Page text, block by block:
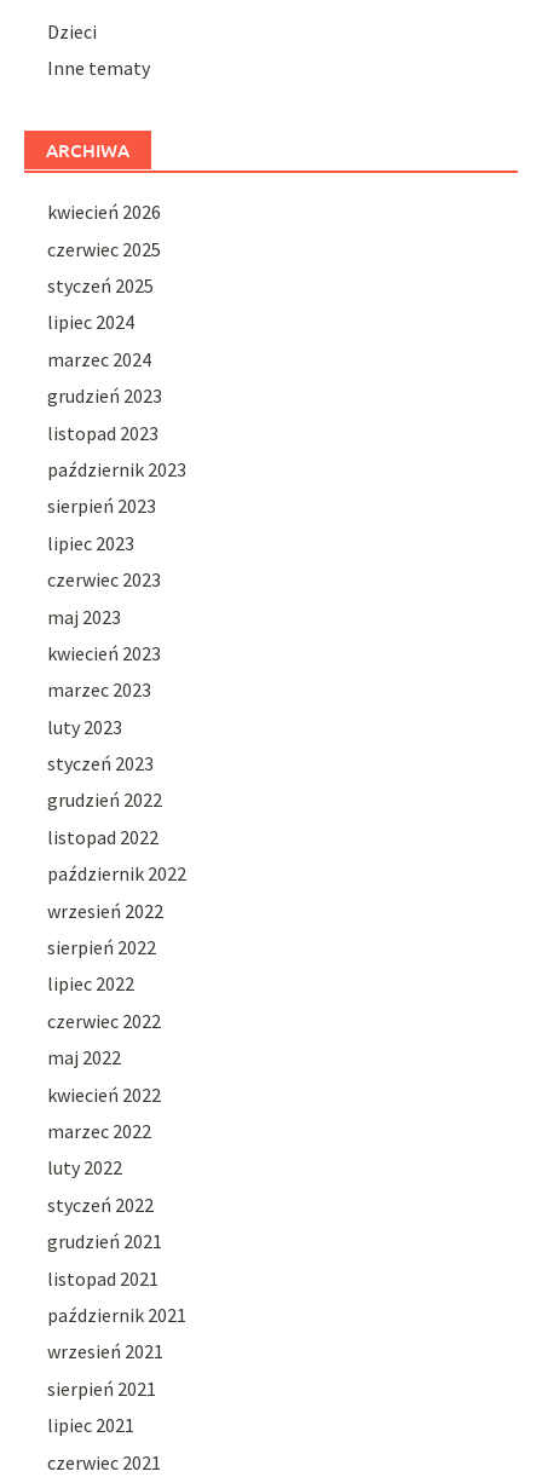
Dzieci
Inne tematy
ARCHIWA
kwiecień 2026
czerwiec 2025
styczeń 2025
lipiec 2024
marzec 2024
grudzień 2023
listopad 2023
październik 2023
sierpień 2023
lipiec 2023
czerwiec 2023
maj 2023
kwiecień 2023
marzec 2023
luty 2023
styczeń 2023
grudzień 2022
listopad 2022
październik 2022
wrzesień 2022
sierpień 2022
lipiec 2022
czerwiec 2022
maj 2022
kwiecień 2022
marzec 2022
luty 2022
styczeń 2022
grudzień 2021
listopad 2021
październik 2021
wrzesień 2021
sierpień 2021
lipiec 2021
czerwiec 2021